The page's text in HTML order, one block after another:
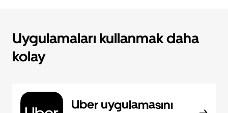
Uygulamaları kullanmak daha
kolay
Uber uygulamasını